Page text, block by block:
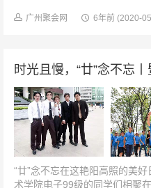
·午宴同学之间的友谊，是一段
广州聚会网 6年前 (2020-
“廿”念不忘在这艳阳高照的美
术学院电子99级的同学们相聚